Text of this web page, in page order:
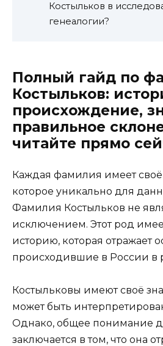
Костыльков в
генеалогии?
Полный гайд по
Костыльков:
происхождение,
правильное
читайте прямо
Каждая фамилия имеет
которое уникально для
Фамилия Костыльков не
исключением. Этот род
историю, которая отражает
происходившие в России в
Костыльковы имеют своё
может быть
Однако, общее понимание
заключается в том, что она